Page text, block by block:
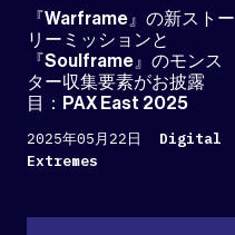
『Warframe』の新ストー
リーミッションと
『Soulframe』のモンス
ター収集要素がお披露
目：PAX East 2025
2025年05月22日
Digital
Extremes